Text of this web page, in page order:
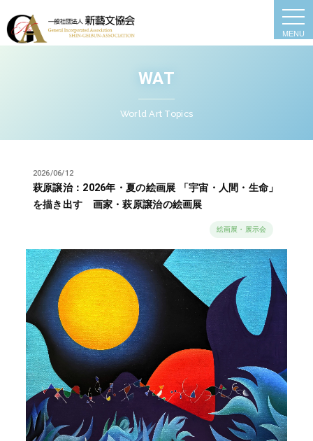
WAT
World Art Topics
2026/06/12
萩原譲治：2026年・夏の絵画展 「宇宙・人間・生命」
を描き出す 画家・萩原譲治の絵画展
絵画展・展示会